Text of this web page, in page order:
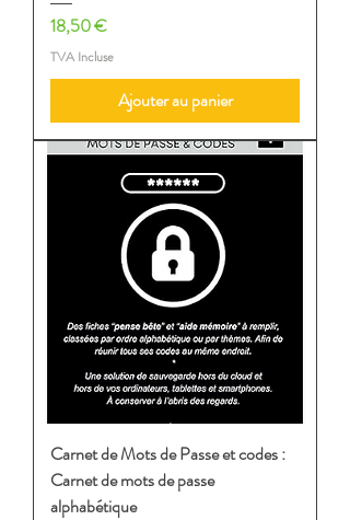
Prix
18,50 €
TVA Incluse
Ajouter au panier
Carnet de Mots de Passe et codes :
Carnet de mots de passe
alphabétique